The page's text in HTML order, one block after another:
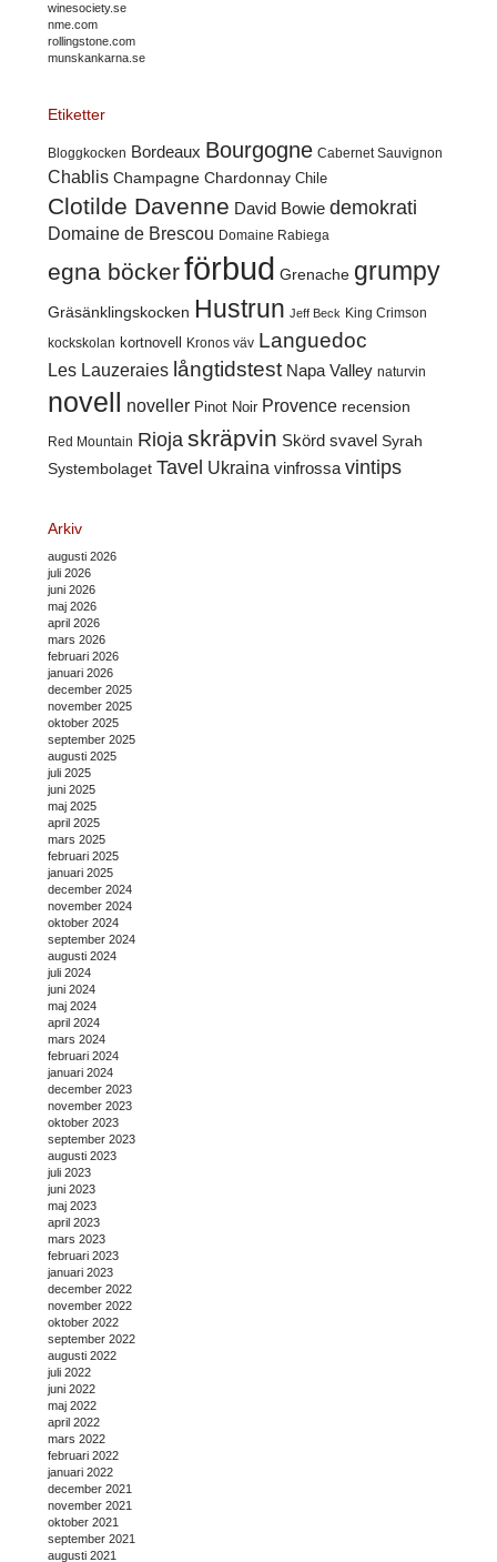
winesociety.se
nme.com
rollingstone.com
munskankarna.se
Etiketter
Bloggkocken Bordeaux Bourgogne Cabernet Sauvignon
Chablis Champagne Chardonnay Chile
Clotilde Davenne David Bowie demokrati
Domaine de Brescou Domaine Rabiega
egna böckerförbud Grenache grumpy
Gräsänklingskocken Hustrun Jeff Beck King Crimson
kockskolan kortnovell Kronos väv Languedoc
Les Lauzeraies långtidstest Napa Valley naturvin
novell noveller Pinot Noir Provence recension
Red Mountain Rioja skräpvin Skörd svavel Syrah
Systembolaget Tavel Ukraina vinfrossa vintips
Arkiv
augusti 2026
juli 2026
juni 2026
maj 2026
april 2026
mars 2026
februari 2026
januari 2026
december 2025
november 2025
oktober 2025
september 2025
augusti 2025
juli 2025
juni 2025
maj 2025
april 2025
mars 2025
februari 2025
januari 2025
december 2024
november 2024
oktober 2024
september 2024
augusti 2024
juli 2024
juni 2024
maj 2024
april 2024
mars 2024
februari 2024
januari 2024
december 2023
november 2023
oktober 2023
september 2023
augusti 2023
juli 2023
juni 2023
maj 2023
april 2023
mars 2023
februari 2023
januari 2023
december 2022
november 2022
oktober 2022
september 2022
augusti 2022
juli 2022
juni 2022
maj 2022
april 2022
mars 2022
februari 2022
januari 2022
december 2021
november 2021
oktober 2021
september 2021
augusti 2021